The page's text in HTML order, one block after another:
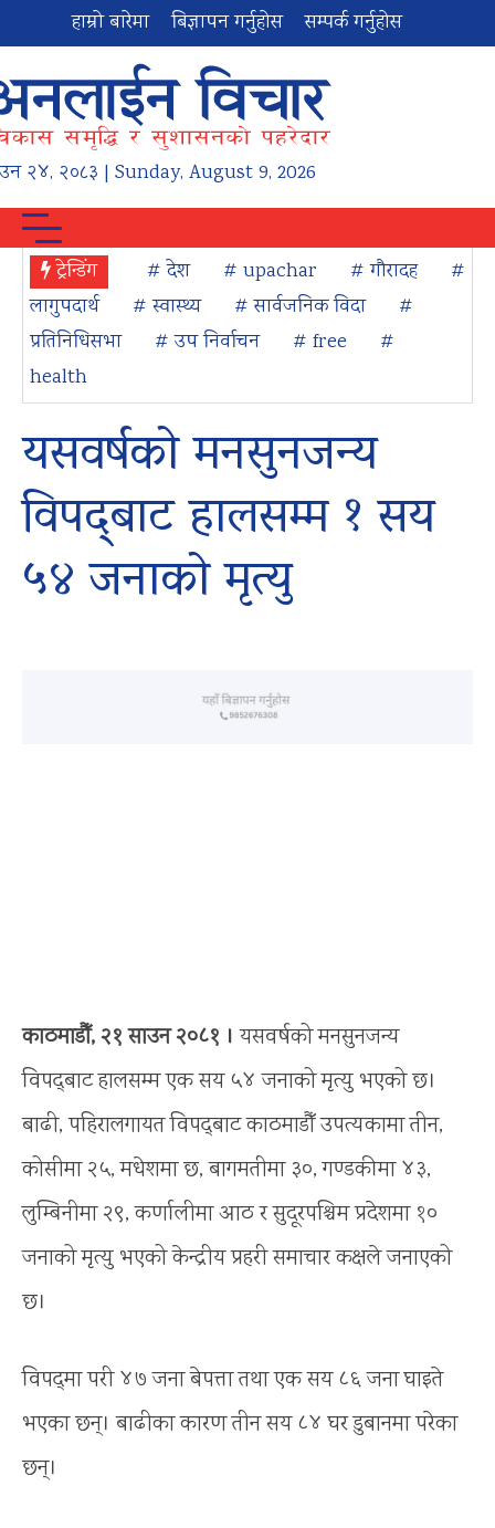
हाम्रो बारेमा बिज्ञापन गर्नुहोस सम्पर्क गर्नुहोस
२४, २०८३ | Sunday, August 9, 2026
ट्रेन्डिंग # देश # upachar # गौरादह
#
लागुपदार्थ
# स्वास्थ्य # सार्वजनिक विदा
#
प्रतिनिधिसभा
# उप निर्वाचन # free
#
health
यसवर्षको मनसुनजन्य
विपद्‍बाट हालसम्म १ सय
५४ जनाको मृत्यु
काठमाडौँ, २१ साउन २०८१ । यसवर्षको मनसुनजन्य
विपद्‍बाट हालसम्म एक सय ५४ जनाको मृत्यु भएको छ।
बाढी, पहिरालगायत विपद्‌बाट काठमाडौँ उपत्यकामा तीन,
कोसीमा २५, मधेशमा छ, बागमतीमा ३०, गण्डकीमा ४३,
लुम्बिनीमा २९, कर्णालीमा आठ र सुदूरपश्चिम प्रदेशमा १०
जनाको मृत्यु भएको केन्द्रीय प्रहरी समाचार कक्षले जनाएको
छ।
विपद्‍मा परी ४७ जना बेपत्ता तथा एक सय ८६ जना घाइते
भएका छन्। बाढीका कारण तीन सय ८४ घर डुबानमा परेका
छन्।